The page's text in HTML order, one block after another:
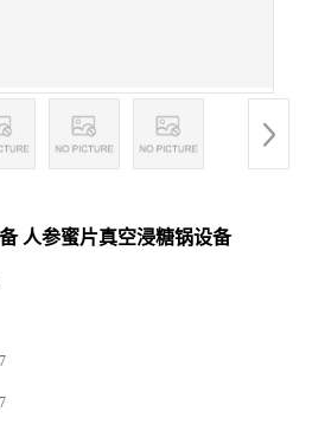
人参蜜片真空浸糖锅设备